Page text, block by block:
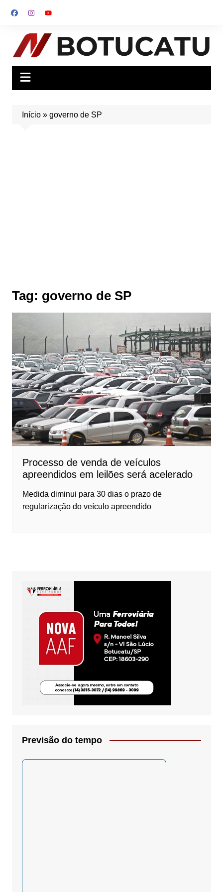
para
conteúdo
Início» governo de SP
Tag: governo de SP
Processo de venda de veículos
apreendidos em leilões será acelerado
Medida diminui para 30 dias o prazo de
regularização do veículo apreendido
Previsão do tempo